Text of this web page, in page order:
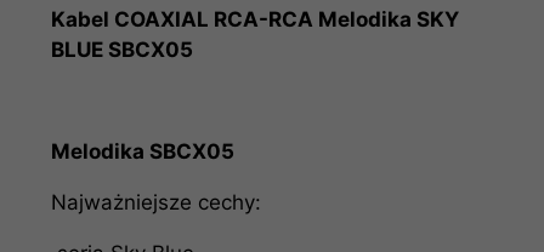
Kabel COAXIAL RCA-RCA Melodika SKY
BLUE SBCX05
Melodika SBCX05
Najważniejsze cechy: